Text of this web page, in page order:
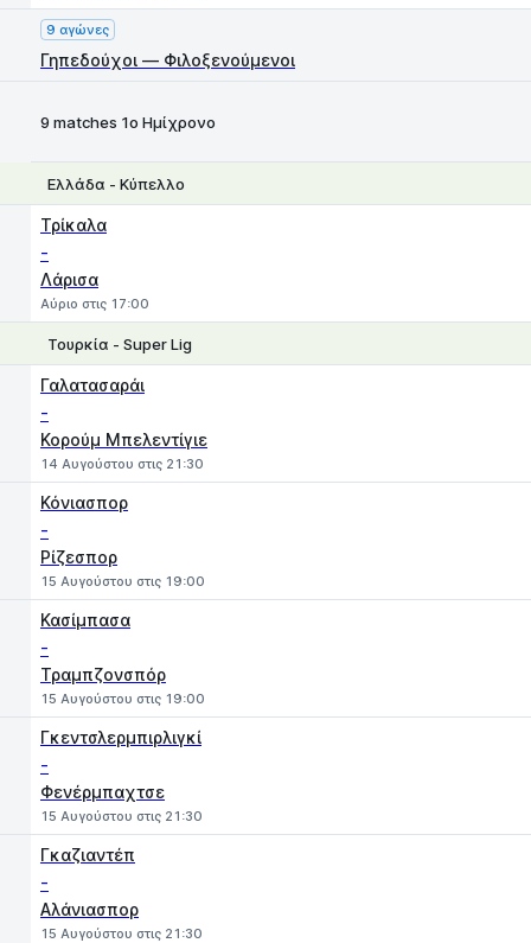
9 αγώνες
Γηπεδούχοι — Φιλοξενούμενοι
9 matches 1ο Ημίχρονο
Ελλάδα - Κύπελλο
Τρίκαλα
-
Λάρισα
Αύριο στις 17:00
Τουρκία - Super Lig
Γαλατασαράι
-
Κορούμ Μπελεντίγιε
14 Αυγούστου στις 21:30
Κόνιασπορ
-
Ρίζεσπορ
15 Αυγούστου στις 19:00
Κασίμπασα
-
Τραμπζονσπόρ
15 Αυγούστου στις 19:00
Γκεντσλερμπιρλιγκί
-
Φενέρμπαχτσε
15 Αυγούστου στις 21:30
Γκαζιαντέπ
-
Αλάνιασπορ
15 Αυγούστου στις 21:30